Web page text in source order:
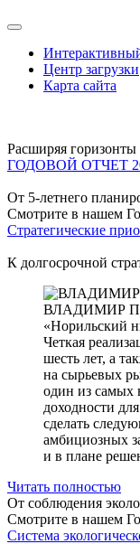
Центр загрузки
Карта сайта
Расширяя горизонты
ГОДОВОЙ ОТЧЕТ
От 5-летнего
Смотрите в нашем
Стратегические
К долгосрочной
ВЛАДИМИР
«Норильский
Четкая
шесть лет, а
на сырьевых
один из самых
доходности
сделать
амбициозных
и в плане
Читать полностью
От соблюдения
Смотрите в нашем
Система